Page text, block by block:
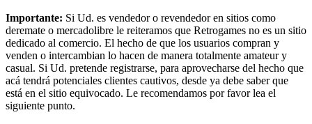
Importante: Si Ud. es vendedor o revendedor en sitios como
deremate o mercadolibre le reiteramos que Retrogames no es un sitio
dedicado al comercio. El hecho de que los usuarios compran y
venden o intercambian lo hacen de manera totalmente amateur y
casual. Si Ud. pretende registrarse, para aprovecharse del hecho que
acá tendrá potenciales clientes cautivos, desde ya debe saber que
está en el sitio equivocado. Le recomendamos por favor lea el
siguiente punto.